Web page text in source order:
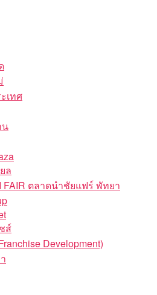
เทศ
น
ล
FAIR ตลาดนำชัยแฟร์ พัทยา
ส์
Development)